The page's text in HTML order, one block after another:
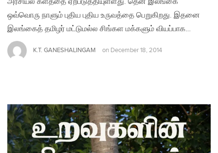
அரசியல் களத்தை ஏற்படுத்தியுள்ளது. தென் இலங்கை
ஒவ்வொரு நாளும் புதிய புதிய உருவத்தை பெறுகிறது. இதனை
இலங்கைத் தமிழர் மட்டுமல்ல சிங்கள மக்களும் வியப்பாக…
K.T. GANESHALINGAM on December 18, 2014